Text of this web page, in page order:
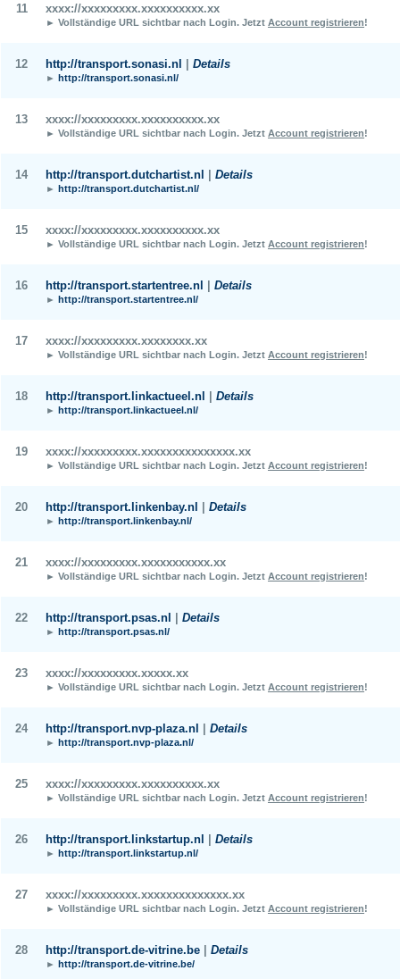
11 xxxx://xxxxxxxxx.xxxxxxxxxx.xx
► Vollständige URL sichtbar nach Login. Jetzt Account registrieren!
12 http://transport.sonasi.nl Details
► http://transport.sonasi.nl/
13 xxxx://xxxxxxxxx.xxxxxxxxxx.xx
► Vollständige URL sichtbar nach Login. Jetzt Account registrieren!
14 http://transport.dutchartist.nl Details
► http://transport.dutchartist.nl/
15 xxxx://xxxxxxxxx.xxxxxxxxxx.xx
► Vollständige URL sichtbar nach Login. Jetzt Account registrieren!
16 http://transport.startentree.nl Details
► http://transport.startentree.nl/
17 xxxx://xxxxxxxxx.xxxxxxxx.xx
► Vollständige URL sichtbar nach Login. Jetzt Account registrieren!
18 http://transport.linkactueel.nl Details
► http://transport.linkactueel.nl/
19 xxxx://xxxxxxxxx.xxxxxxxxxxxxxxx.xx
► Vollständige URL sichtbar nach Login. Jetzt Account registrieren!
20 http://transport.linkenbay.nl Details
► http://transport.linkenbay.nl/
21 xxxx://xxxxxxxxx.xxxxxxxxxxx.xx
► Vollständige URL sichtbar nach Login. Jetzt Account registrieren!
22 http://transport.psas.nl Details
► http://transport.psas.nl/
23 xxxx://xxxxxxxxx.xxxxx.xx
► Vollständige URL sichtbar nach Login. Jetzt Account registrieren!
24 http://transport.nvp-plaza.nl Details
► http://transport.nvp-plaza.nl/
25 xxxx://xxxxxxxxx.xxxxxxxxxx.xx
► Vollständige URL sichtbar nach Login. Jetzt Account registrieren!
26 http://transport.linkstartup.nl Details
► http://transport.linkstartup.nl/
27 xxxx://xxxxxxxxx.xxxxxxxxxxxxxx.xx
► Vollständige URL sichtbar nach Login. Jetzt Account registrieren!
28 http://transport.de-vitrine.be Details
► http://transport.de-vitrine.be/